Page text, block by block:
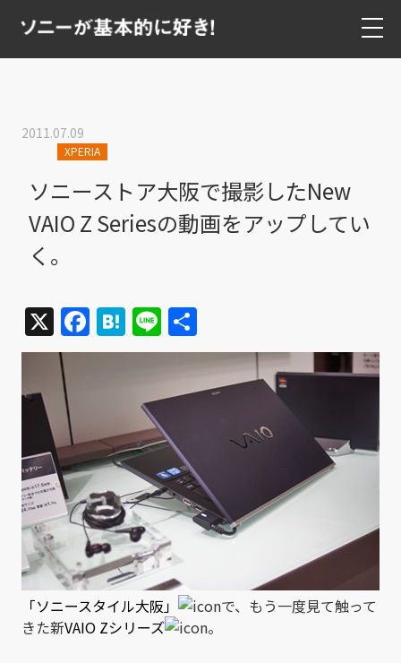
2011.07.09
XPERIA
ソニーストア大阪で撮影したNew
VAIO Z Seriesの動画をアップしてい
く。
X Facebook
Hatena
Line
有
「ソニースタイル大阪」
で、もう一度見て触って
きた新VAIO Zシリーズ 。